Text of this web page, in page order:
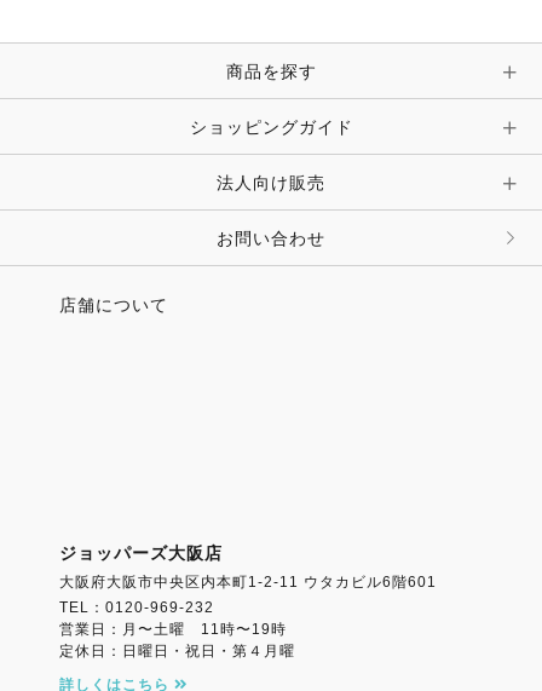
時計・財布・キーケース・革小物
キーホルダー・チャーム・ストラップ
ピン・ブローチ・コサージュ
その他 アクセサリー
商品を探す
ショッピングガイド
法人向け販売
お問い合わせ
店舗について
ジョッパーズ大阪店
大阪府大阪市中央区内本町1-2-11 ウタカビル6階601
TEL：0120-969-232
営業日：月〜土曜 11時〜19時
定休日：日曜日・祝日・第４月曜
詳しくはこちら